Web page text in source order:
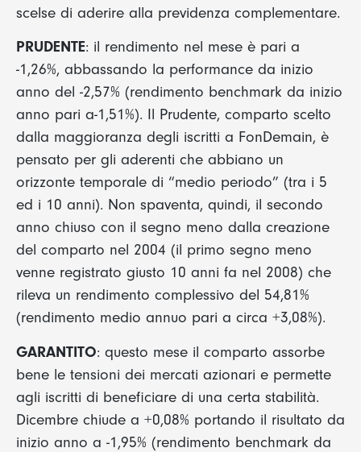
scelse di aderire alla previdenza complementare.
PRUDENTE: il rendimento nel mese è pari a
-1,26%, abbassando la performance da inizio
anno del -2,57% (rendimento benchmark da inizio
anno pari a-1,51%). Il Prudente, comparto scelto
dalla maggioranza degli iscritti a FonDemain, è
pensato per gli aderenti che abbiano un
orizzonte temporale di “medio periodo” (tra i 5
ed i 10 anni). Non spaventa, quindi, il secondo
anno chiuso con il segno meno dalla creazione
del comparto nel 2004 (il primo segno meno
venne registrato giusto 10 anni fa nel 2008) che
rileva un rendimento complessivo del 54,81%
(rendimento medio annuo pari a circa +3,08%).
GARANTITO: questo mese il comparto assorbe
bene le tensioni dei mercati azionari e permette
agli iscritti di beneficiare di una certa stabilità.
Dicembre chiude a +0,08% portando il risultato da
inizio anno a -1,95% (rendimento benchmark da